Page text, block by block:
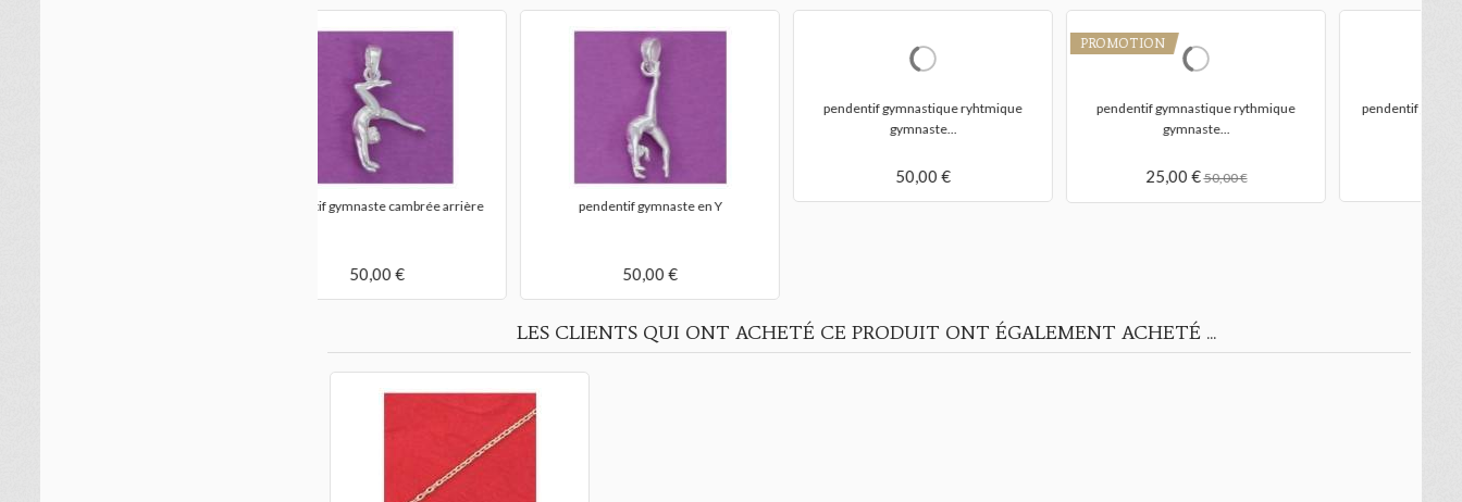
pendentif gymnastique ryhtmique
gymnaste...
PROMOTION
pendentif gymnastique rythmique
pendentif gymnastique rythmique Le
pendentif gymnastique ryhtmique Le
LES CLIENTS QUI ONT ACHETÉ CE PRODUIT ONT ÉGALEMENT ACHETÉ ...